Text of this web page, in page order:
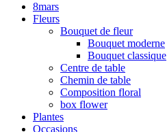
8mars
Fleurs
Bouquet de fleur
Bouquet moderne
Bouquet classique
Centre de table
Chemin de table
Composition floral
box flower
Plantes
Occasions